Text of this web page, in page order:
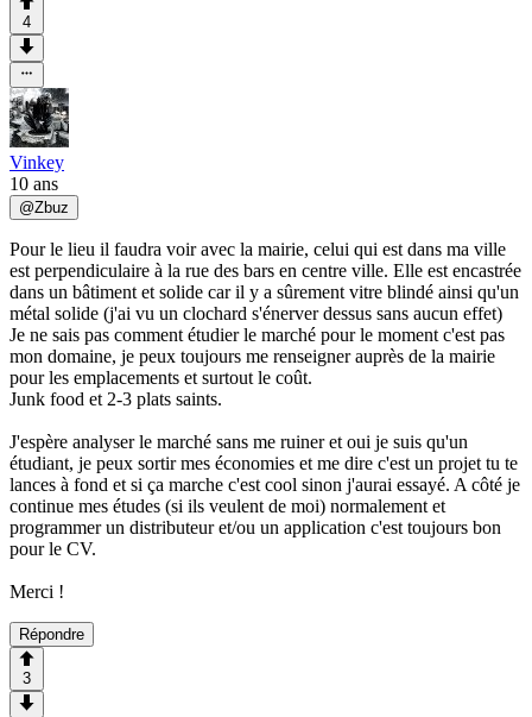
4
Vinkey
10 ans
@Zbuz
Pour le lieu il faudra voir avec la mairie, celui qui est dans ma ville
est perpendiculaire à la rue des bars en centre ville. Elle est encastrée
dans un bâtiment et solide car il y a sûrement vitre blindé ainsi qu'un
métal solide (j'ai vu un clochard s'énerver dessus sans aucun effet)
Je ne sais pas comment étudier le marché pour le moment c'est pas
mon domaine, je peux toujours me renseigner auprès de la mairie
pour les emplacements et surtout le coût.
Junk food et 2-3 plats saints.
J'espère analyser le marché sans me ruiner et oui je suis qu'un
étudiant, je peux sortir mes économies et me dire c'est un projet tu te
lances à fond et si ça marche c'est cool sinon j'aurai essayé. A côté je
continue mes études (si ils veulent de moi) normalement et
programmer un distributeur et/ou un application c'est toujours bon
pour le CV.
Merci !
Répondre
3